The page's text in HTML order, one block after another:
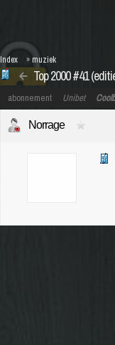
Top 2000 #41
Index » muziek
abonnement Unibet
Norrage